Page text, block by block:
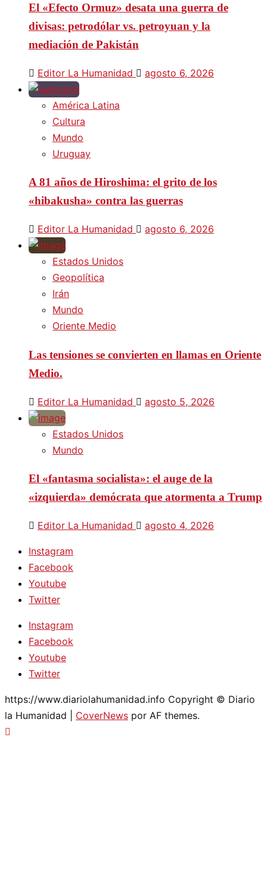
El «Efecto Ormuz» desata una guerra de
divisas: petrodólar vs. petroyuan y la
mediación de Pakistán
Editor La Humanidad agosto 6, 2026
América Latina
Cultura
Mundo
Uruguay
A 81 años de Hiroshima: el grito de los
«hibakusha» contra las guerras
Editor La Humanidad agosto 6, 2026
Estados Unidos
Geopolítica
Irán
Mundo
Oriente Medio
Las tensiones se convierten en llamas en Oriente
Medio.
Editor La Humanidad agosto 5, 2026
Estados Unidos
Mundo
El «fantasma socialista»: el auge de la
«izquierda» demócrata que atormenta a Trump
Editor La Humanidad agosto 4, 2026
Instagram
Facebook
Youtube
Twitter
Instagram
Facebook
Youtube
Twitter
https://www.diariolahumanidad.info Copyright © Diario
la Humanidad
CoverNews por AF themes.